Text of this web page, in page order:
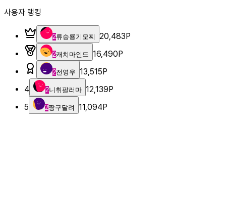
사용자 랭킹
2류승룡기모찌 20,483P
2캐치마인드 16,490P
2전영우 13,515P
4
2니취팔러마 12,139P
5
2짱구달려 11,094P